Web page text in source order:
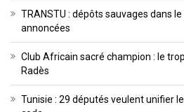
TRANSTU : dépôts sauvages dans
annoncées
Club Africain sacré champion : le
Radès
Tunisie : 29 députés veulent unifier